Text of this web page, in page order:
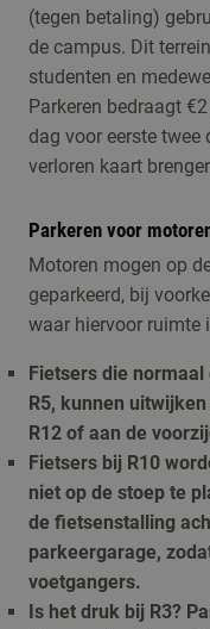
(tegen betaling)
de campus. Dit
studenten en
Parkeren bedraagt
dag voor eerste twee
verloren kaart
Parkeren voor
Motoren mogen op
geparkeerd, bij
waar hiervoor ruimte
Fietsers die
R5, kunnen
R12 of aan de
Fietsers bij R10
niet op de stoep te
de fietsenstalling
parkeergarage,
voetgangers.
Is het druk bij R3?